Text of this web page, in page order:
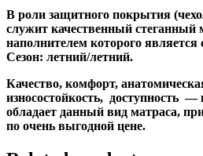
В роли защитного покрытия
служит качественный
наполнителем которого является
Сезон: летний/летний.
Качество, комфорт,
износостойкость, доступность —
обладает данный вид матраса,
по очень выгодной цене.